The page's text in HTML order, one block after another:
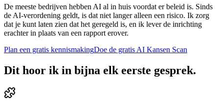
De meeste bedrijven hebben AI al in huis voordat er beleid is. Sinds
de AI-verordening geldt, is dat niet langer alleen een risico. Ik zorg
dat je kunt laten zien dat het geregeld is, en ik lever de inrichting
erachter in plaats van een rapport erover.
Plan een gratis kennismakingDoe de gratis AI Kansen Scan
Dit hoor ik in bijna elk eerste gesprek.